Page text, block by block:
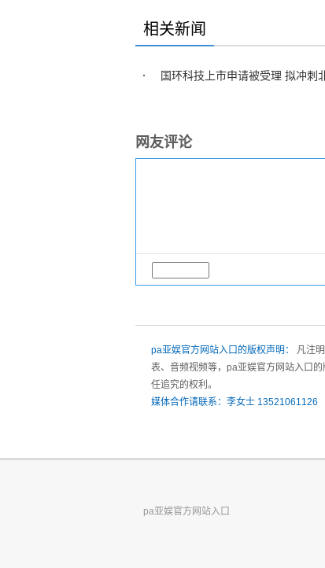
相关新闻
国环科技上市申请被受理 拟冲刺
网友评论
pa亚娱官方网站入口的版权声明：
凡注
表、音频视频等，pa亚娱官方网站入口
任追究的权利。
媒体合作请联系：李女士 13521061126
pa亚娱官方网站入口